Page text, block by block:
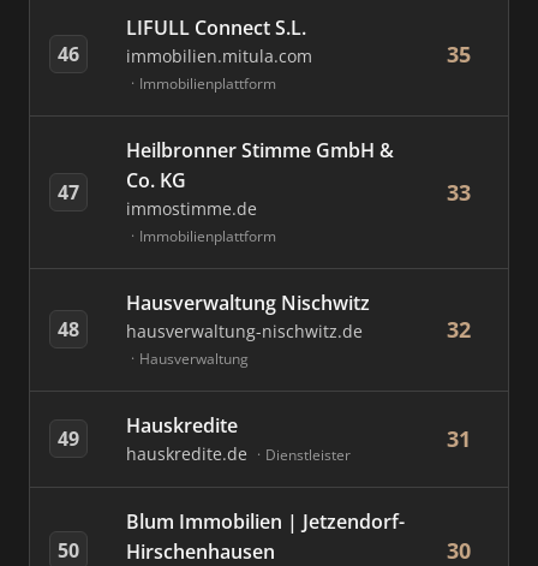
46
LIFULL Connect S.L.
immobilien.mitula.com
Immobilienplattform
35
47
Heilbronner Stimme GmbH &
Co. KG
immostimme.de
Immobilienplattform
33
48
Hausverwaltung Nischwitz
hausverwaltung-nischwitz.de
Hausverwaltung
32
49 Hauskredite
hauskredite.de Dienstleister
31
50
Blum Immobilien | Jetzendorf-
Hirschenhausen
30